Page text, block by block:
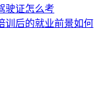
驶证怎么考
训后的就业前景如何